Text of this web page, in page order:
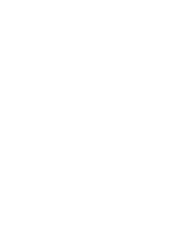
der Patienten